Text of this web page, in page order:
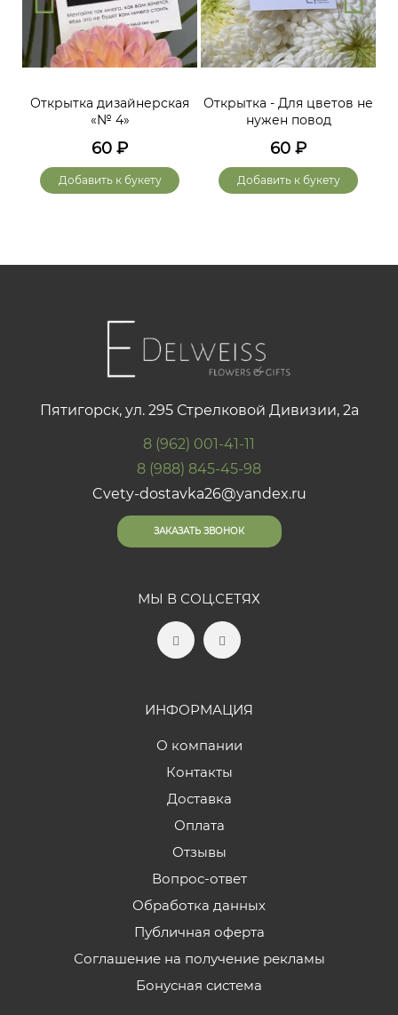
Открытка дизайнерская
«№ 4»
60 ₽
Добавить к букету
Открытка - Для цветов не
нужен повод
60 ₽
Добавить к букету
Пятигорск, ул. 295 Стрелковой Дивизии, 2а
8 (962) 001-41-11
8 (988) 845-45-98
Cvety-dostavka26@yandex.ru
ЗАКАЗАТЬ ЗВОНОК
МЫ В СОЦ.СЕТЯХ
ИНФОРМАЦИЯ
О компании
Контакты
Доставка
Оплата
Отзывы
Вопрос-ответ
Обработка данных
Публичная оферта
Соглашение на получение рекламы
Бонусная система